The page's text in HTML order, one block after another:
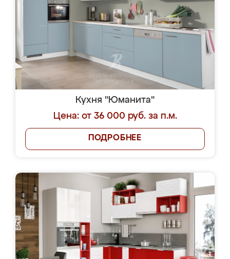
Кухня "Юманита"
Цена: от 36 000 руб. за п.м.
ПОДРОБНЕЕ